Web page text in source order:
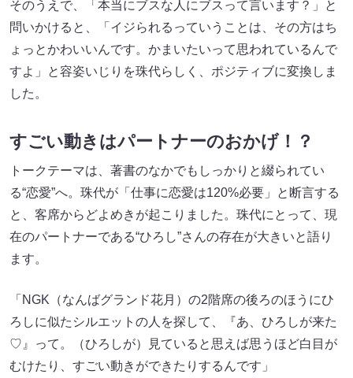
そのうえで、「本当にブスな人にブスって言います？」と
問いかけると、「イジられるっていうことは、その方はち
ょっとかわいいんです。かまいたいって思われているんで
すよ」と容姿いじりを珠代らしく、ポジティブに変換しま
した。
すごい動きはパートナーのおかげ！？
トークテーマは、著書のなかでもしっかりと綴られてい
る“恋愛”へ。珠代が「仕事に恋愛は120%必要」と断言する
と、客席からどよめきが起こりました。珠代にとって、現
在のパートナーである“ひろし”さんの存在が大きいと語り
ます。
「NGK（なんばグランド花月）の2階席の後ろのほうにひ
ろしに似たシルエットの人を探して、『あ、ひろしが来た
♡』って。（ひろしが）見ていると思えば思うほど白目が
むけたり、すごい動きができたりするんです」